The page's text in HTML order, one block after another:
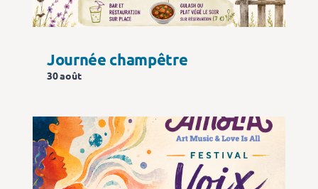
Journée champêtre
30 août